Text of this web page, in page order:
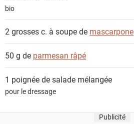
bio
2 grosses c. à soupe de mascarpone
50 g de parmesan râpé
1 poignée desalade mélangée
pour le dressage
Publicité